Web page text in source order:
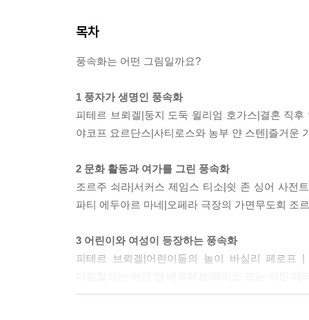
목차
풍속화는 어떤 그림일까요?
1 풍자가 생명인 풍속화
피테르 브뢰겔|둥지 도둑 윌리엄 호가스|결혼 직
야코프 요르단스|사티로스와 농부 얀 스텐|즐거운
2 문화 활동과 여가를 그린 풍속화
조르주 쇠라|서커스 제임스 티소|쉿 존 싱어 사전
파티 에두아르 마네|오페라 극장의 가면무도회 조
3 어린이와 여성이 등장하는 풍속화
피테르 브뢰겔|어린이들의 놀이 바실리 페로프